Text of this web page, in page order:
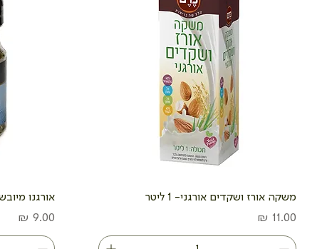
משקה אורז ושקדים אורגני- 1 ליטר
מחיר
אורגנו מיובש- 70
מחיר